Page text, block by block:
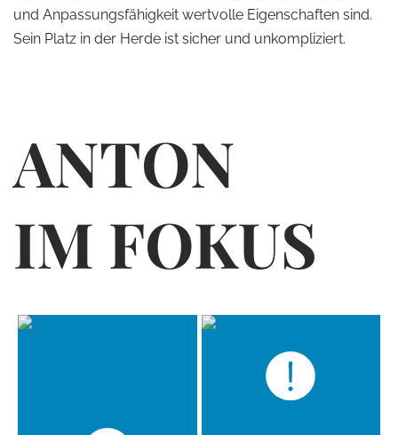
und Anpassungsfähigkeit wertvolle Eigenschaften sind.
Sein Platz in der Herde ist sicher und unkompliziert.
ANTON
IM FOKUS